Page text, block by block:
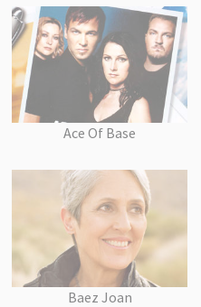
Ace Of Base
Baez Joan